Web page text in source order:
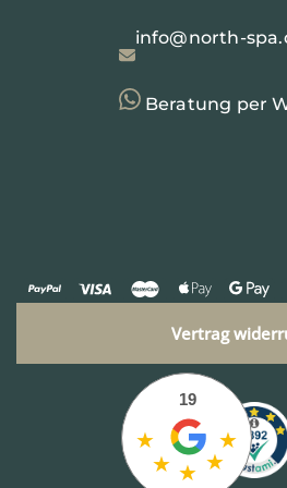
info@north-
Beratung per
Vertrag
★
★ ★ ★
★
19